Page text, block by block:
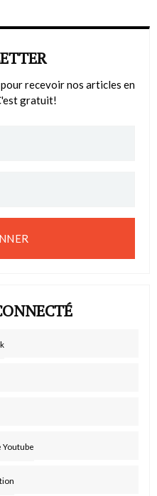
recevoir nos articles en
gratuit!
Youtube